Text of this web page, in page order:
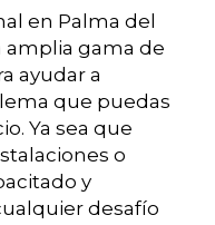
en Palma del
amplia gama de
ayudar a
que puedas
Ya sea que
o
y
desafío